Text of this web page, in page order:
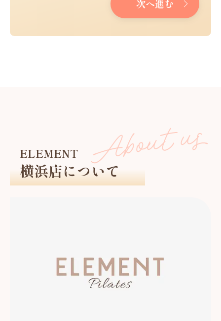
次へ進む
ELEMENT
横浜店について